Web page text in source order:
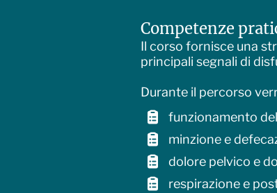
Competenze
Il corso fornisce una
principali segnali di
Durante il percorso
funzionamento
minzione e
dolore pelvico e
respirazione e